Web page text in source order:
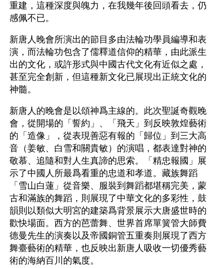
重建，這種深度與魄力，在我幾年後回頭看去，仍
感佩不已。
新唐人晚會所演出的節目多由法輪功學員編導和表
演，而法輪功包含了儒釋道信仰的精華，由此派生
出的文化，或許形式與中國古代文化有近似之處，
甚至完全創新，但這種新文化已展現出正統文化的
神髓。
新唐人的晚會是以頌神爲主線的。此次聖誕奇觀晚
會，從開場的「誓約」、「飛天」到反映敦煌藝術
的「造像」，從表現善惡有報的「歸位」到三大高
音（姜敏、白雪和關貴敏）的演唱，都表達對神的
敬慕、追隨和對人生真諦的思索。「精忠報國」展
示了中國人所最爲看重的忠道和孝道。藏族舞蹈
「雪山白蓮」從音樂、服裝到舞蹈都堪稱完美，蒙
古和滿族的舞蹈，則展現了中華文化的多彩性，鼓
韻則以類似大明宮的建築爲背景展示大唐盛世時的
歡快場面。西方的芭蕾舞、世界首席單簧管大師費
德曼先生的演奏以及帝國銅管五重奏則展現了西方
舞臺藝術的精華，也反映出新唐人吸收一切優秀藝
術的海納百川的氣度。